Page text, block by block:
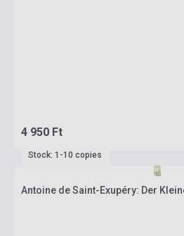
4 950 Ft
Stock: 1-10 copies
Antoine de Saint-Exupéry: Der